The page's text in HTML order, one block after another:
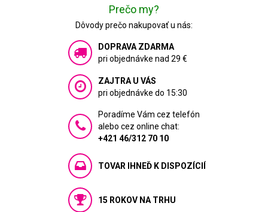
Prečo my?
Dôvody prečo nakupovať u nás:
DOPRAVA ZDARMA
pri objednávke nad 29 €
ZAJTRA U VÁS
pri objednávke do 15:30
Poradíme Vám cez telefón
alebo cez online chat:
+421 46/312 70 10
TOVAR IHNEĎ K DISPOZÍCIÍ
15 ROKOV NA TRHU